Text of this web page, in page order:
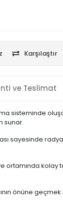
Karşılaştır
ve Teslimat
sisteminde
sunar.
sayesinde
kolay
önüne